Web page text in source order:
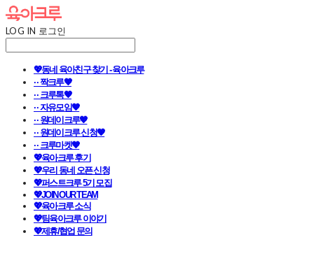
LOG IN 로그인
💖동네 육아친구 찾기 - 육아크루
· · 짝크루🧡
· · 크루톡🧡
· · 자유모임🧡
· · 원데이크루🧡
· · 원데이크루 신청🧡
· · 크루마켓🧡
💖육아크루 후기
💖우리 동네 오픈 신청
💖퍼스트크루 5기 모집
💖JOIN OUR TEAM
💖육아크루 소식
💖팀육아크루 이야기
💖제휴/협업 문의